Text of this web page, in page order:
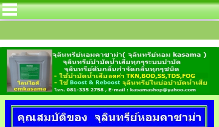
สำหรับลดค่า TKN โดยเฉพาะในบ่อบำบั